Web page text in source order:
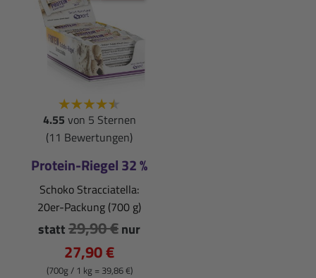
4.55 von 5 Sternen
(11 Bewertungen)
Protein-Riegel 32 %
Schoko Stracciatella:
20er-Packung (700 g)
statt29,90 €nur
27,90 €
(700g / 1 kg = 39,86 €)